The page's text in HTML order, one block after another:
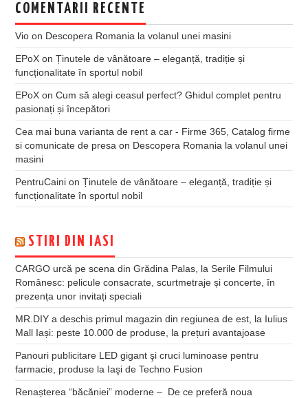
COMENTARII RECENTE
Vio on Descopera Romania la volanul unei masini
EPoX onȚinutele de vânătoare – eleganță, tradiție și
funcționalitate în sportul nobil
EPoX onCum să alegi ceasul perfect? Ghidul complet pentru
pasionați și începători
Cea mai buna varianta de rent a car - Firme 365, Catalog firme
si comunicate de presa on Descopera Romania la volanul unei
masini
PentruCaini onȚinutele de vânătoare – eleganță, tradiție și
funcționalitate în sportul nobil
STIRI DIN IASI
CARGO urcă pe scena din Grădina Palas, la Serile Filmului
Românesc: pelicule consacrate, scurtmetraje și concerte, în
prezența unor invitați speciali
MR.DIY a deschis primul magazin din regiunea de est, la Iulius
Mall Iași: peste 10.000 de produse, la prețuri avantajoase
Panouri publicitare LED gigant şi cruci luminoase pentru
farmacie, produse la Iaşi de Techno Fusion
Renașterea “băcăniei” moderne – De ce preferă noua